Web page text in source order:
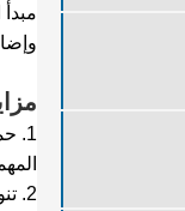
‌1.
‌2.